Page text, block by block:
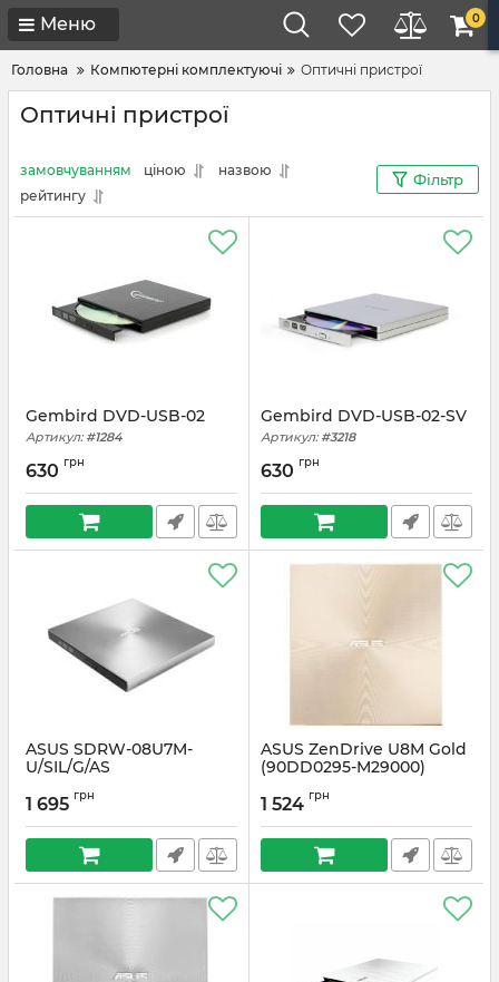
Меню 0
Головна Компютерні комплектуючі Оптичні пристрої
Оптичні пристрої
замовчуванням ціною
назвою
рейтингу
Фільтр
Gembird DVD-USB-02
Артикул: #1284
630 грн
Gembird DVD-USB-02-SV
Артикул: #3218
630 грн
ASUS SDRW-08U7M-
U/SIL/G/AS
1 695 грн
ASUS ZenDrive U8M Gold
(90DD0295-M29000)
U/GOLD/G/AS)
Артикул: #5712
1 524 грн